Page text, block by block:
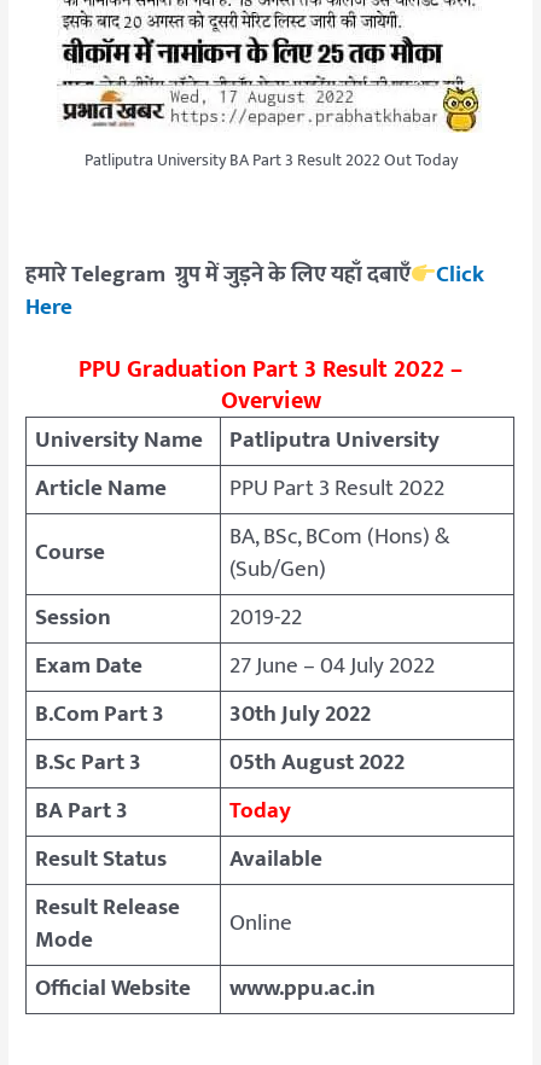
Patliputra University BA Part 3 Result 2022 Out Today
हमारे Telegram ग्रुप में जुड़ने के लिए यहाँ दबाएँ
Click
Here
PPU Graduation Part 3 Result 2022 –
Overview
University Name
Patliputra University
Article Name
PPU Part 3 Result 2022
Course
BA, BSc, BCom (Hons) &
(Sub/Gen)
Session
2019-22
Exam Date
27 June – 04 July 2022
B.Com Part 3
30th July 2022
B.Sc Part 3
05th August 2022
BA Part 3
Today
Result Status
Available
Result Release
Mode
Online
Official Website
www.ppu.ac.in